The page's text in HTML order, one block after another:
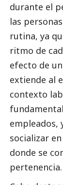
durante el
las
rutina, ya
ritmo de
efecto de
extiende al
contexto
empleados,
socializar
donde se
pertenencia.